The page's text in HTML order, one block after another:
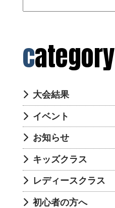
category
大会結果
イベント
お知らせ
キッズクラス
レディースクラス
初心者の方へ